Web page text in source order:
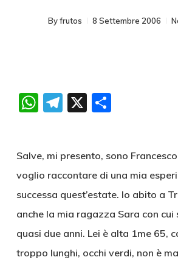
Byfrutos 8 Settembre 2006
WhatsApp
Telegram
X
Salve, mi presento, sono
voglio raccontare di una mia
successa quest’estate. Io abito a
anche la mia ragazza Sara con cui
quasi due anni. Lei è alta 1me 65,
troppo lunghi, occhi verdi, non è